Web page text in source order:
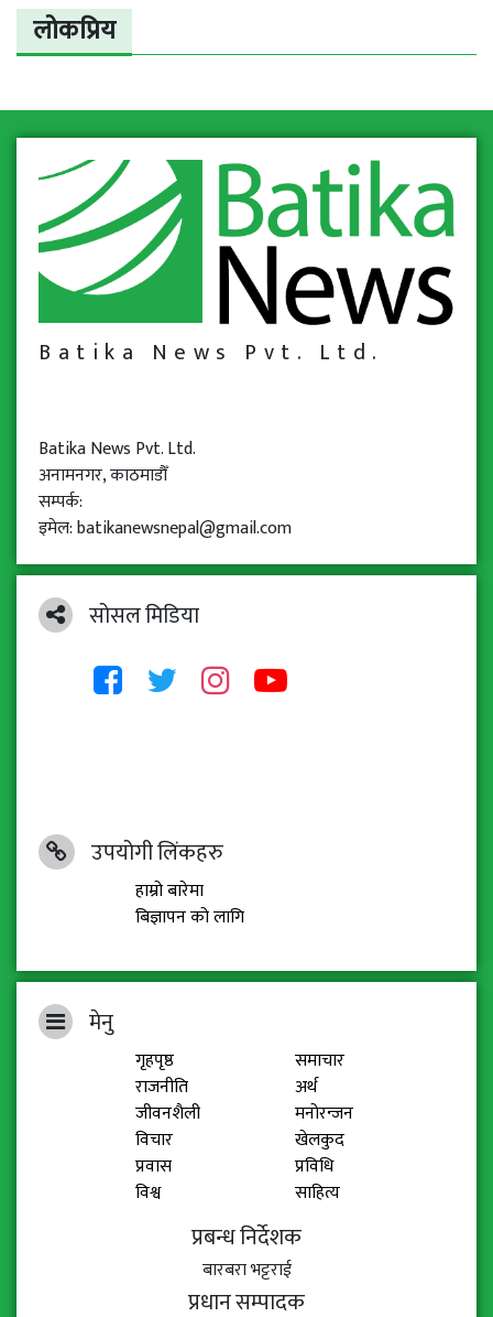
लोकप्रिय
Batika News Pvt. Ltd.
Batika News Pvt. Ltd.
अनामनगर, काठमाडौँ
सम्पर्क:
इमेल: batikanewsnepal@gmail.com
सोसल मिडिया
उपयोगी लिंकहरु
हाम्रो बारेमा
बिज्ञापन को लागि
मेनु
गृहपृष्ठ
समाचार
राजनीति
अर्थ
जीवनशैली
मनोरन्जन
विचार
खेलकुद
प्रवास
प्रविधि
विश्व
साहित्य
प्रबन्ध निर्देशक
बारबरा भट्टराई
प्रधान सम्पादक